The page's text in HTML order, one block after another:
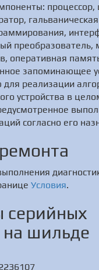
преобразователь,
оперативная
запоминающее
для реализации
устройства в
согласно его
Условия.
шильде